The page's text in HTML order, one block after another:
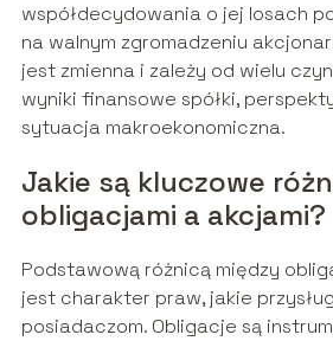
współdecydowania o jej losach
na walnym zgromadzeniu
jest zmienna i zależy od wielu
wyniki finansowe spółki,
sytuacja makroekonomiczna.
Jakie są kluczowe
obligacjami a akcjami?
Podstawową różnicą między
jest charakter praw, jakie
posiadaczom. Obligacje są